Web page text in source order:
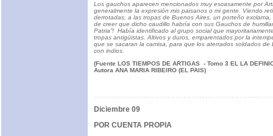
Los gauchos aparecen mencionados muy escasamente por
generalmente la expresión mis paisanos o mi gente. Viendo
derrotadas, a las tropas de Buenos Aires, un porteño exclama,
de creer que dicho caudillo habría con sus Gauchos de
Patria”! Había identificado al grupo social que
tropas antigüistas. Altivos y duros, emparentados por la
que se sacaran la camisa, para que los aterrados soldados de
con indios.
(Fuente LOS TIEMPOS DE ARTIGAS - Tomo 3 EL LA
Autora ANA MARIA RIBEIRO (EL PAIS)
Diciembre 09
POR CUENTA PROPIA